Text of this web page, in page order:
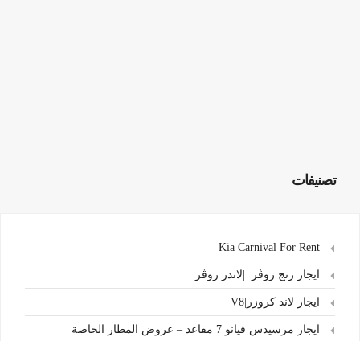
تصنيفات
ايجار رنج روڤر |لاندر روڤر
ايجار لاند كروزر|V8
ايجار مرسيدس فيانو 7 مقاعد – عروض المطار الخاصة